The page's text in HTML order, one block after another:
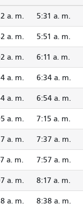
a. m. 5:31 a. m.
a. m. 5:51 a. m.
a. m. 6:11 a. m.
a. m. 6:34 a. m.
a. m. 6:54 a. m.
a. m. 7:15 a. m.
a. m. 7:37 a. m.
a. m. 7:57 a. m.
a. m. 8:17 a. m.
a. m. 8:38 a. m.